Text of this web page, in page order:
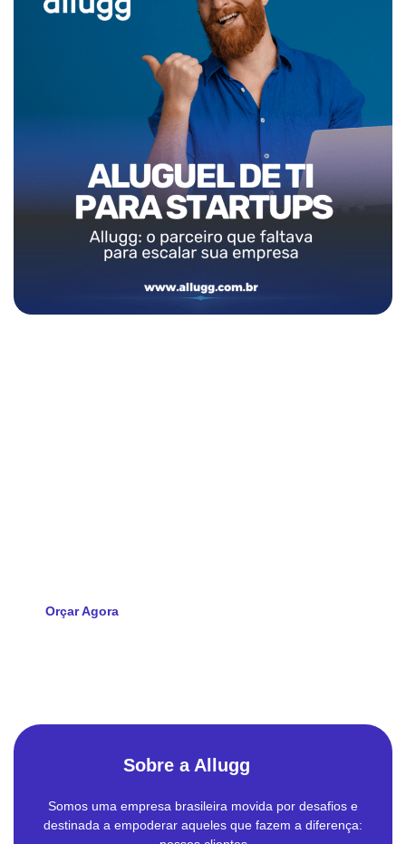
Orçar Agora
Sobre a Allugg
Somos uma empresa brasileira movida por desafios e
destinada a empoderar aqueles que fazem a diferença: